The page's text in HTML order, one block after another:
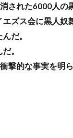
された6000人の
ズス会に黒人奴
だ。
。
撃的な事実を明